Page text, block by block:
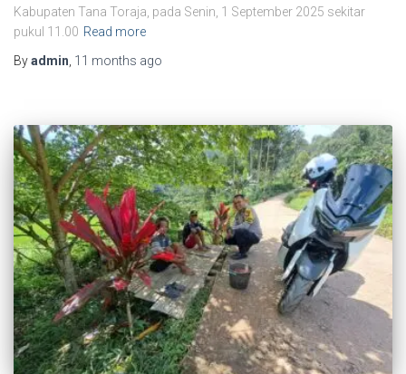
Kabupaten Tana Toraja, pada Senin, 1 September 2025 sekitar
pukul 11.00 Read more
Byadmin 11 months ago